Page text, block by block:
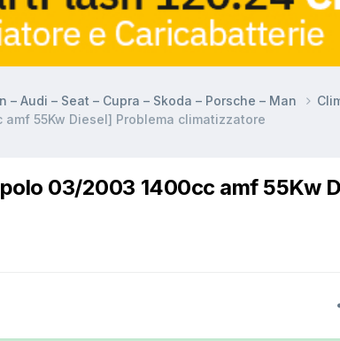
– Audi – Seat – Cupra – Skoda – Porsche – Man
55Kw Diesel] Problema climatizzatore
03/2003 1400cc amf 55Kw